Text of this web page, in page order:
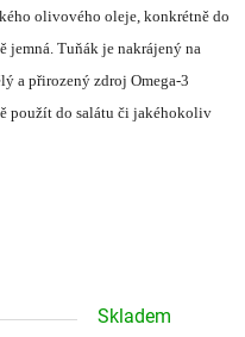
olivového oleje, konkrétně do
jemná. Tuňák je nakrájený na
a přirozený zdroj Omega-3
použít do salátu či jakéhokoliv
Skladem